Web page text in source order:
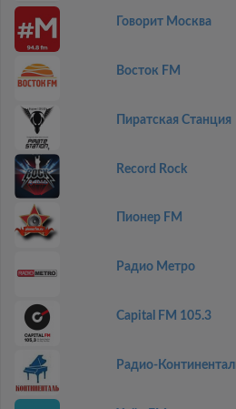
Говорит Москва
Восток FM
Пиратская Станция
Record Rock
Пионер FM
Радио Метро
Capital FM 105.3
Радио-